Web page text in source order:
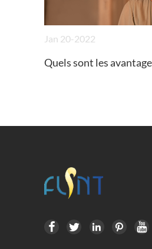
Jan 20-2022
Quels sont les
    